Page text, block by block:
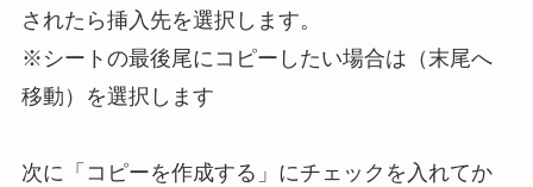
されたら挿入先を選択します。
※シートの最後尾にコピーしたい場合は（末尾へ
移動）を選択します
次に「コピーを作成する」にチェックを入れてか